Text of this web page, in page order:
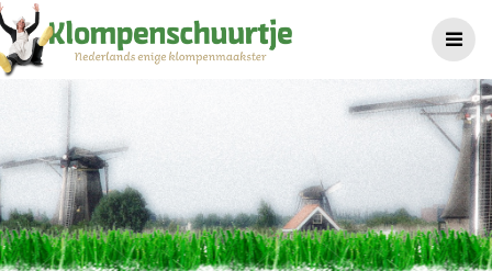
naar
de
Medische schoenklompen